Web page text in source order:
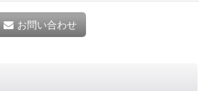
お問い合わせ